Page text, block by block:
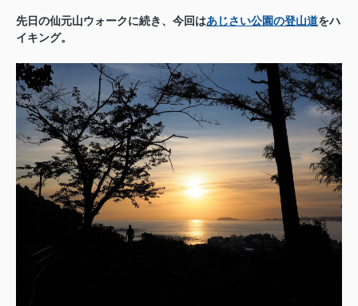
先日の仙元山ウォークに続き、今回はあじさい公園の登山道をハ
イキング。